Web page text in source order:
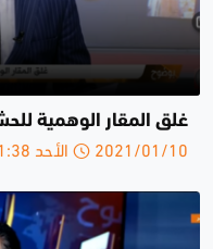
غلق المقار الوهمية
2021/01/10 الأحد 11:38 ص